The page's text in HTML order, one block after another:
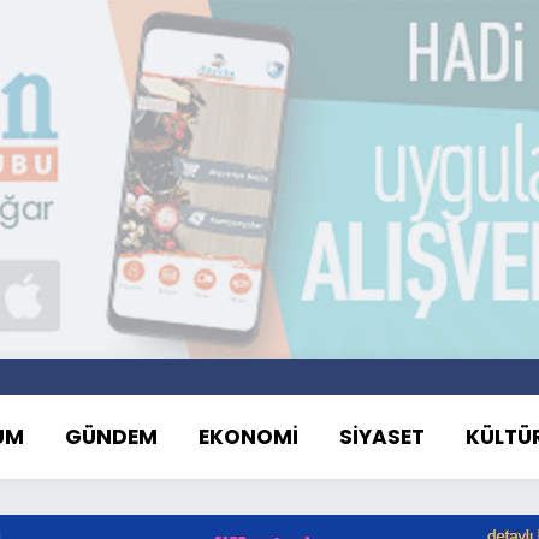
GÜNDEM EKONOMİ SİYASET